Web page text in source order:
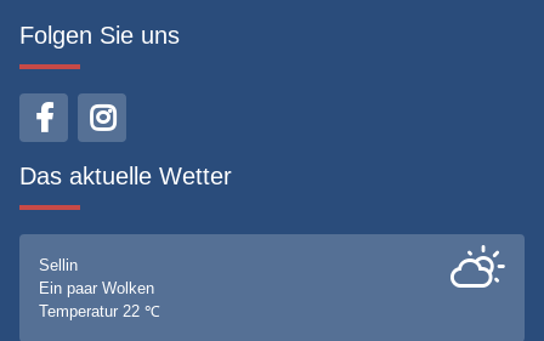
Folgen Sie uns
Das aktuelle Wetter
Sellin
Ein paar Wolken
Temperatur 22 ℃